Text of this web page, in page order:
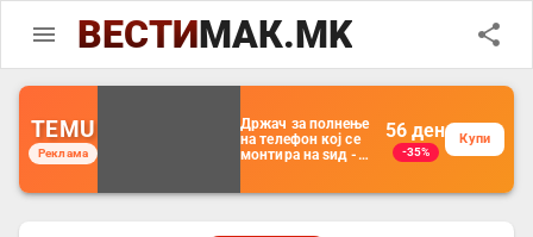
ВЕСТИМАК.MK
TEMU
Реклама
Држач за полнење
на телефон кој се
монтира на ѕид -
организатор за
56 ден
-35%
Купи